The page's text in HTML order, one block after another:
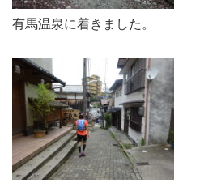
有馬温泉に着きました。